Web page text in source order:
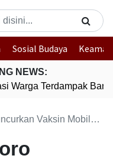
Sosial Budaya
NEWS:
Warga Terdampak
ASTUTI Sasar Warga Pelosok Desa